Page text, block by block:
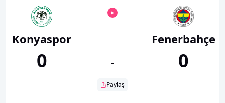
Konyaspor
0 -
Paylaş
Fenerbahçe
0